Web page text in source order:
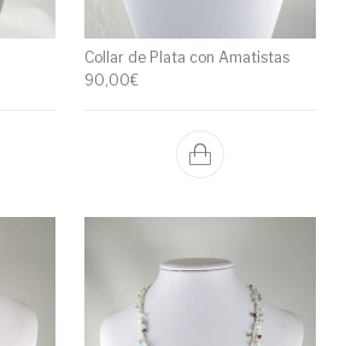
Collar de Plata con Amatistas
90,00€